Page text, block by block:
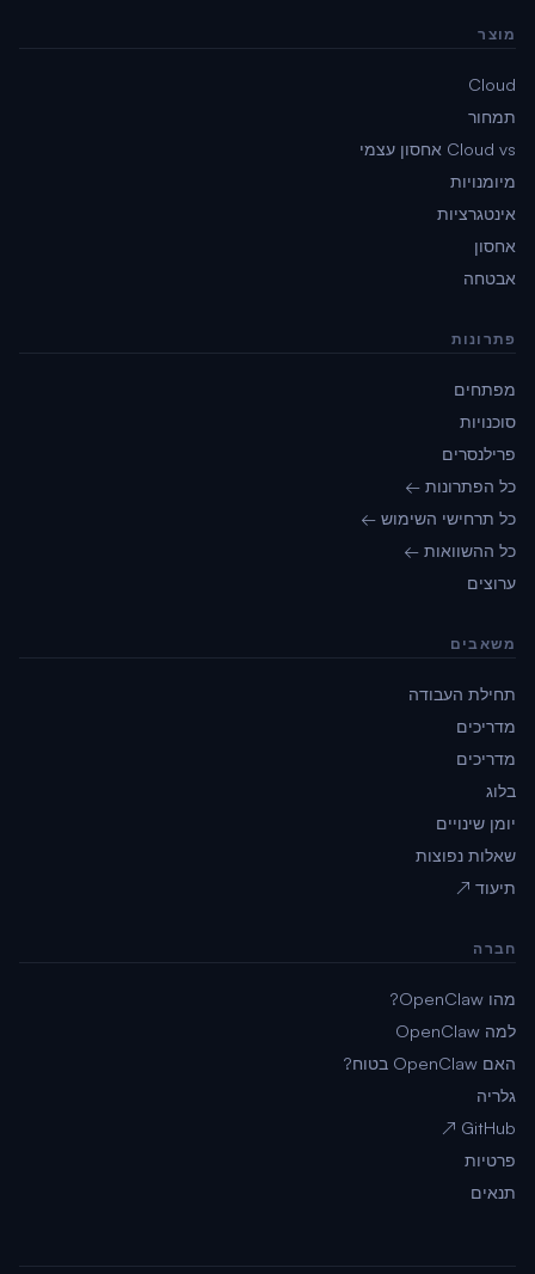
מוצר
Cloud
תמחור
Cloud vs אחסון עצמי
מיומנויות
אינטגרציות
אחסון
אבטחה
פתרונות
מפתחים
סוכנויות
פרילנסרים
כל הפתרונות ←
כל תרחישי השימוש ←
כל ההשוואות ←
ערוצים
משאבים
תחילת העבודה
מדריכים
מדריכים
בלוג
יומן שינויים
שאלות נפוצות
תיעוד ↗
חברה
מהו OpenClaw?
למה OpenClaw
האם OpenClaw בטוח?
גלריה
GitHub ↗
פרטיות
תנאים